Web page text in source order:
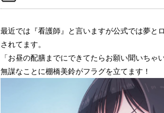
最近では『看護師』と言いますが公式では夢と
されてます。
「お昼の配膳までにできてたらお願い聞いちゃ
無謀なことに棚橋美鈴がフラグを立てます！